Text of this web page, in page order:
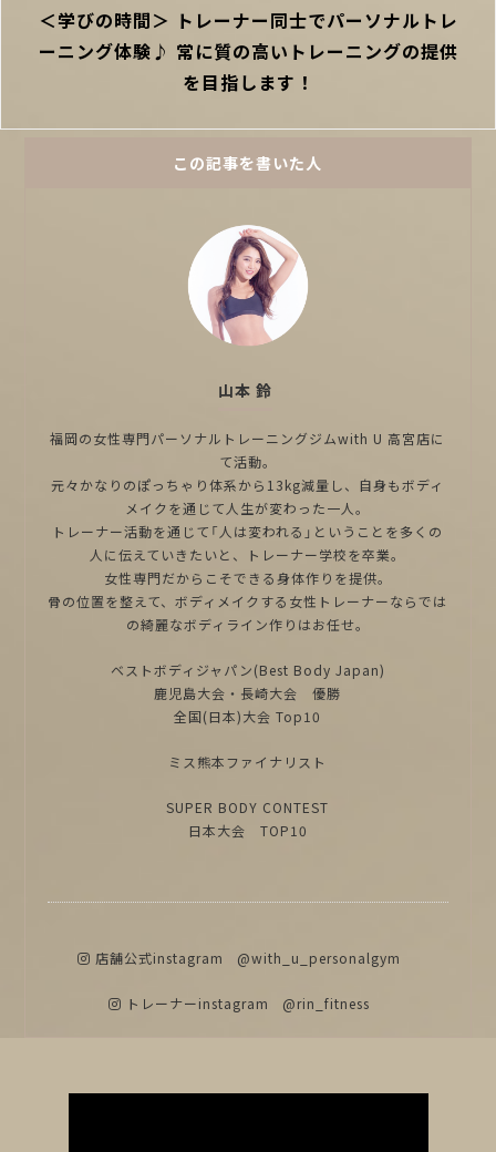
Post
＜学びの時間＞ トレーナー同士でパーソナルトレ
ーニング体験♪ 常に質の高いトレーニングの提供
を目指します！
この記事を書いた人
山本 鈴
福岡の女性専門パーソナルトレーニングジムwith U 高宮店に
て活動。
元々かなりのぽっちゃり体系から13kg減量し、自身もボディ
メイクを通じて人生が変わった一人。
トレーナー活動を通じて「人は変われる」ということを多くの
人に伝えていきたいと、トレーナー学校を卒業。
女性専門だからこそできる身体作りを提供。
骨の位置を整えて、ボディメイクする女性トレーナーならでは
の綺麗なボディライン作りはお任せ。
ベストボディジャパン(Best Body Japan)
鹿児島大会・長崎大会 優勝
全国(日本)大会 Top10
ミス熊本ファイナリスト
SUPER BODY CONTEST
日本大会 TOP10
店舗公式instagram @with_u_personalgym
トレーナーinstagram @rin_fitness